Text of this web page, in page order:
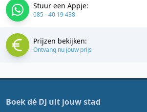
Stuur een Appje:
085 - 40 19 438
Prijzen bekijken:
Ontvang nu jouw prijs
Boek dé DJ uit jouw stad